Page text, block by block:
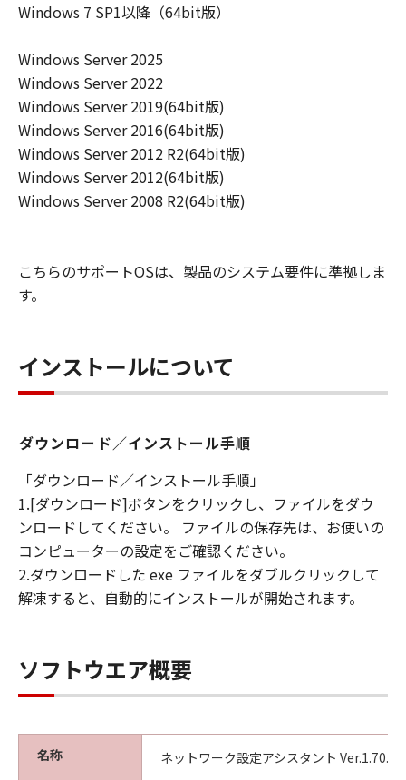
Windows 7 SP1以降（64bit版）
Windows Server 2025
Windows Server 2022
Windows Server 2019(64bit版)
Windows Server 2016(64bit版)
Windows Server 2012 R2(64bit版)
Windows Server 2012(64bit版)
Windows Server 2008 R2(64bit版)
こちらのサポートOSは、製品のシステム要件に準拠しま
す。
インストールについて
ダウンロード／インストール手順
「ダウンロード／インストール手順」
1.[ダウンロード]ボタンをクリックし、ファイルをダウ
ンロードしてください。 ファイルの保存先は、お使いの
コンピューターの設定をご確認ください。
2.ダウンロードした exe ファイルをダブルクリックして
解凍すると、自動的にインストールが開始されます。
ソフトウエア概要
名称 ネットワーク設定アシスタント Ver.1.70.0